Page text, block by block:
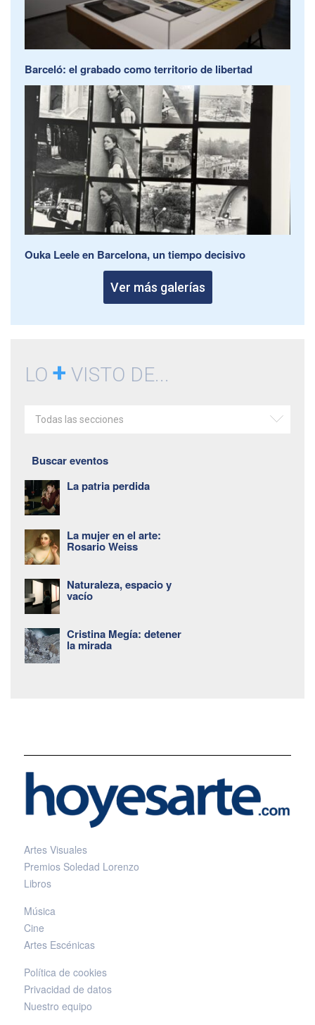
Barceló: el grabado como territorio de libertad
Ouka Leele en Barcelona, un tiempo decisivo
Ver más galerías
LO + VISTO DE...
Todas las secciones
Buscar eventos
La patria perdida
La mujer en el arte:
Rosario Weiss
Naturaleza, espacio y
vacío
Cristina Megía: detener
la mirada
Artes Visuales
Premios Soledad Lorenzo
Libros
Música
Cine
Artes Escénicas
Política de cookies
Privacidad de datos
Nuestro equipo